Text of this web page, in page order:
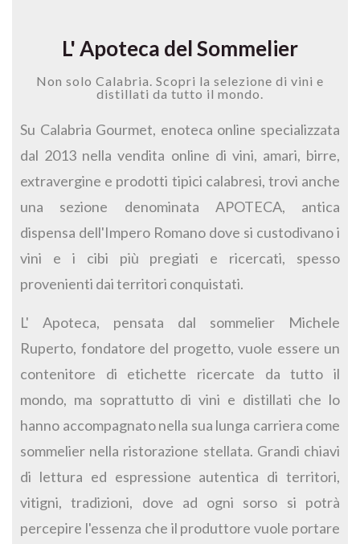
L' Apoteca del Sommelier
Non solo Calabria. Scopri la selezione di vini e
distillati da tutto il mondo.
Su Calabria Gourmet, enoteca online specializzata
dal 2013 nella vendita online di vini, amari, birre,
extravergine e prodotti tipici calabresi, trovi anche
una sezione denominata APOTECA, antica
dispensa dell'Impero Romano dove si custodivano i
vini e i cibi più pregiati e ricercati, spesso
provenienti dai territori conquistati.
L' Apoteca, pensata dal sommelier Michele
Ruperto, fondatore del progetto, vuole essere un
contenitore di etichette ricercate da tutto il
mondo, ma soprattutto di vini e distillati che lo
hanno accompagnato nella sua lunga carriera come
sommelier nella ristorazione stellata. Grandi chiavi
di lettura ed espressione autentica di territori,
vitigni, tradizioni, dove ad ogni sorso si potrà
percepire l'essenza che il produttore vuole portare